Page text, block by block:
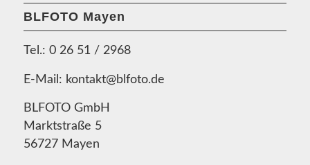
BLFOTO Mayen
Tel.: 0 26 51 / 2968
E-Mail: kontakt@blfoto.de
BLFOTO GmbH
Marktstraße 5
56727 Mayen